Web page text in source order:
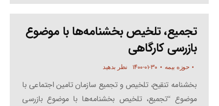
تجمیع، تلخیص بخشنامه‌ها با موضوع
بازرسی کارگاهی
حوزه بیمه ۱۴۰۰-۰۱-۳۰ نظر بدهید
بخشنامه تنقیح، تلخیص و تجمیع سازمان تامین اجتماعی با
موضوع “تجمیع، تلخیص بخشنامه‌ها با موضوع بازرسی